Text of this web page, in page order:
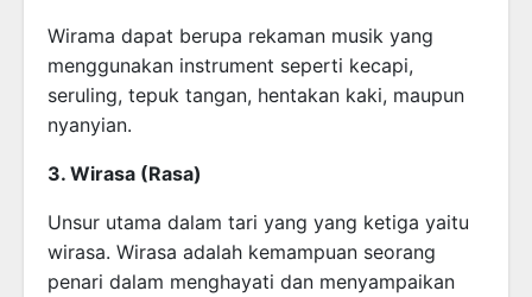
Wirama dapat berupa rekaman musik yang
menggunakan instrument seperti kecapi,
seruling, tepuk tangan, hentakan kaki, maupun
nyanyian.
3. Wirasa (Rasa)
Unsur utama dalam tari yang yang ketiga yaitu
wirasa. Wirasa adalah kemampuan seorang
penari dalam menghayati dan menyampaikan